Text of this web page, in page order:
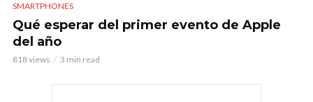
SMARTPHONES
Qué esperar del primer evento de Apple
del año
818 views 3 min read